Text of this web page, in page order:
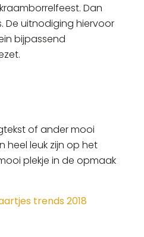
Dan
De uitnodiging hiervoor
bijpassend
of ander mooi
heel leuk zijn op het
plekje in de opmaak
trends 2018